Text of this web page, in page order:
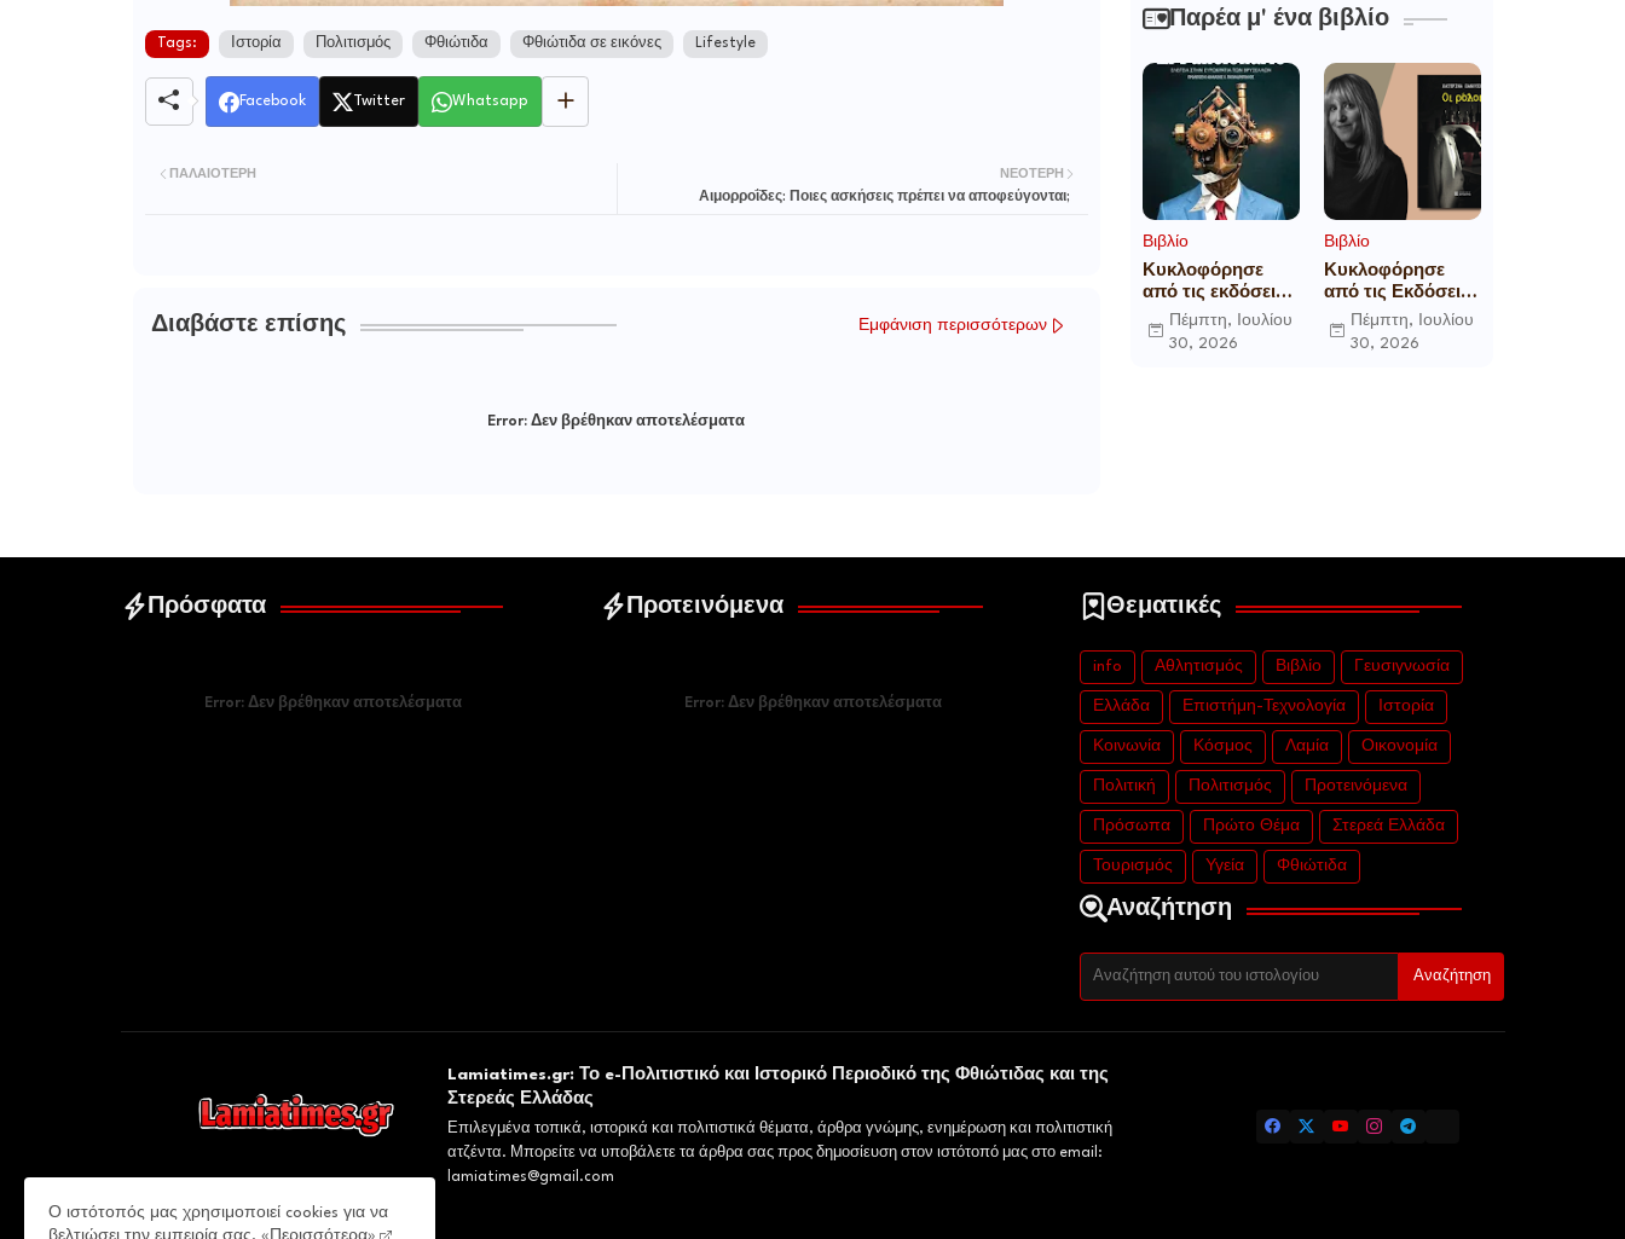
Tags: Ιστορία Πολιτισμός Φθιώτιδα Φθιώτιδα σε εικόνες Lifestyle
Facebook Twitter Whatsapp
ΝΕΌΤΕΡΗ
Αιμορροΐδες: Ποιες ασκήσεις πρέπει να αποφεύγονται;
ΠΑΛΑΙΌΤΕΡΗ
Διαβάστε επίσης Εμφάνιση περισσότερων
Error: Δεν βρέθηκαν αποτελέσματα
Παρέα μ' ένα βιβλίο
Βιβλίο
Κυκλοφόρησε
από τις εκδόσεις
Gema το
μυθιστόρημα του
Πέμπτη, Ιουλίου
30, 2026
Βιβλίο
Κυκλοφόρησε
από τις Εκδόσεις
Επίμετρο το
αστυνομικό
Πέμπτη, Ιουλίου
30, 2026
Πρόσφατα
Error:Δεν βρέθηκαν αποτελέσματα
Προτεινόμενα
Error:Δεν βρέθηκαν αποτελέσματα
Θεματικές
info Αθλητισμός Βιβλίο Γευσιγνωσία
Ελλάδα Επιστήμη-Τεχνολογία Ιστορία
Κοινωνία Κόσμος Λαμία Οικονομία
Πολιτική Πολιτισμός Προτεινόμενα
Πρόσωπα Πρώτο Θέμα Στερεά Ελλάδα
Τουρισμός Υγεία Φθιώτιδα
Αναζήτηση
Lamiatimes.gr: Το e-Πολιτιστικό και Ιστορικό Περιοδικό της Φθιώτιδας και της
Στερεάς Ελλάδας
Επιλεγμένα τοπικά, ιστορικά και πολιτιστικά θέματα, άρθρα γνώμης, ενημέρωση και πολιτιστική
ατζέντα. Μπορείτε να υποβάλετε τα άρθρα σας προς δημοσίευση στον ιστότοπό μας στο email:
lamiatimes@gmail.com
Ο ιστότοπός μας χρησιμοποιεί cookies για να